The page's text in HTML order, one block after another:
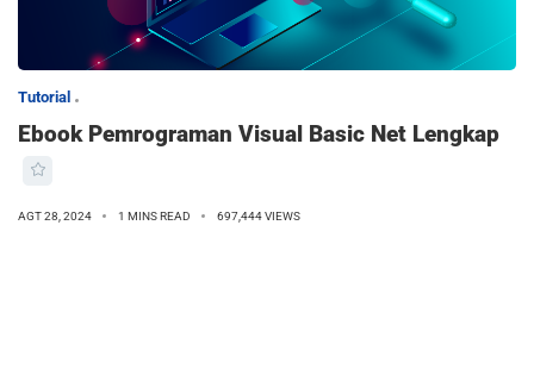
Tutorial
Ebook Pemrograman Visual Basic Net Lengkap
AGT 28, 2024 1 MINS READ 697,444 VIEWS